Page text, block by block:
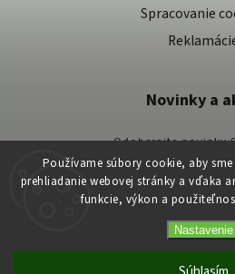
Používame súbory cookie, aby
prehliadanie webovej stránky a vďaka
funkcie, výkon a
Nastavenie
Spracovanie
Novinky a
Odoberajte novinky
Vaše osobné údaje spracovávame podľa
údajov.
Copyright 2026Skleníkovo
Shoptet |